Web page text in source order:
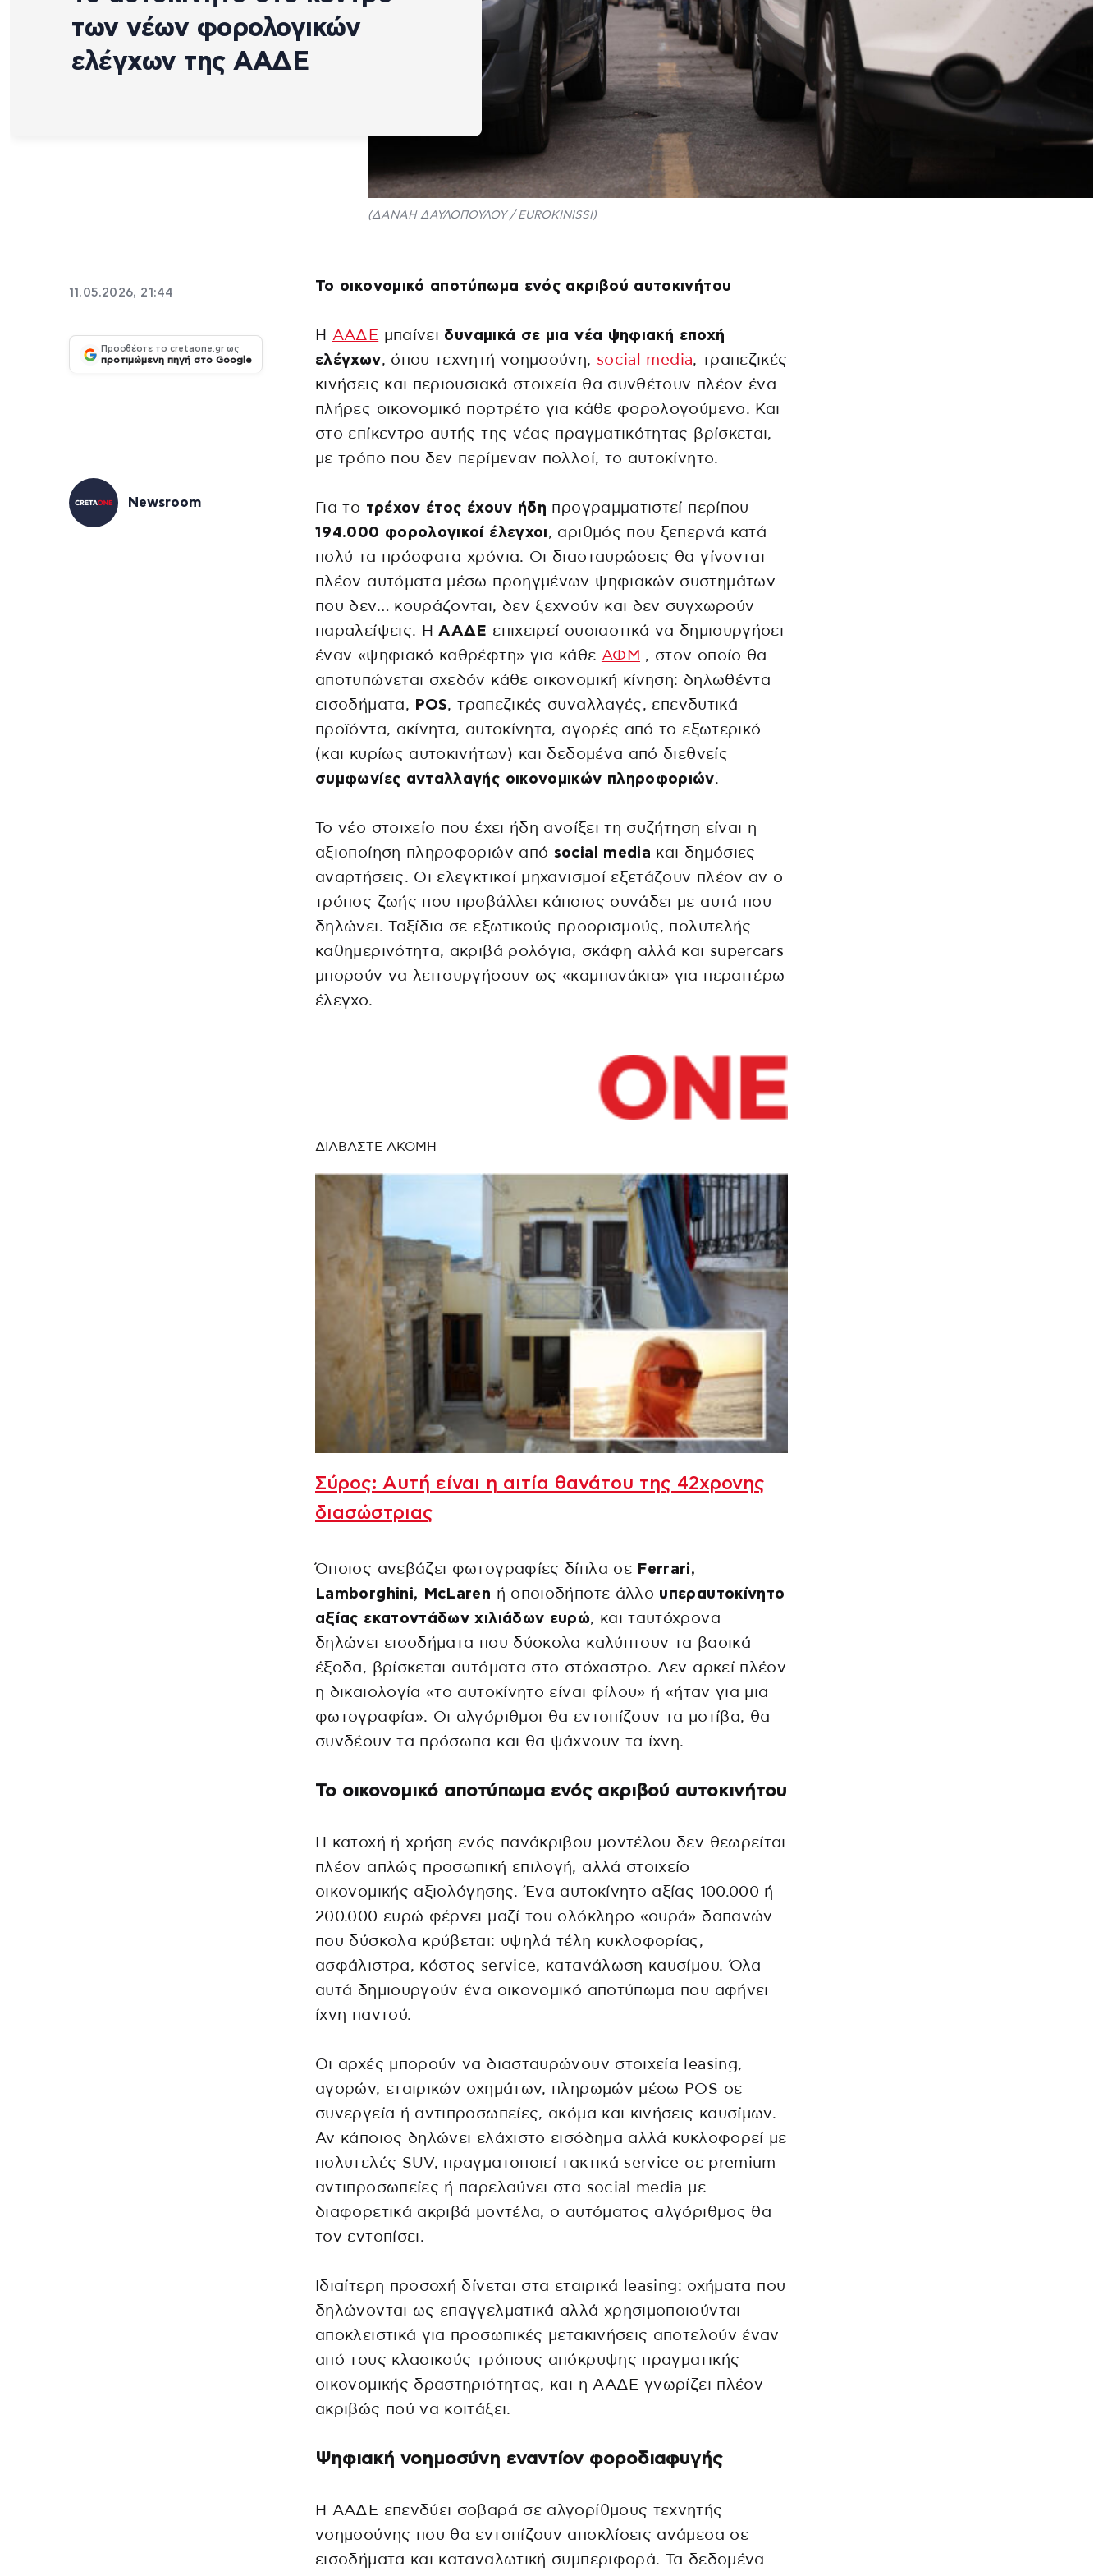
των νέων φορολογικών
ελέγχων της ΑΑΔΕ
(ΔΑΝΑΗ ΔΑΥΛΟΠΟΥΛΟΥ / EUROKINISSI)
11.05.2026, 21:44
Προσθέστε το cretaone.gr ως
προτιμώμενη πηγή στο Google
Newsroom
Το οικονομικό αποτύπωμα ενός ακριβού αυτοκινήτου
Η ΑΑΔΕ μπαίνει δυναμικά σε μια νέα ψηφιακή εποχή
ελέγχων, όπου τεχνητή νοημοσύνη, social media, τραπεζικές
κινήσεις και περιουσιακά στοιχεία θα συνθέτουν πλέον ένα
πλήρες οικονομικό πορτρέτο για κάθε φορολογούμενο. Και
στο επίκεντρο αυτής της νέας πραγματικότητας βρίσκεται,
με τρόπο που δεν περίμεναν πολλοί, το αυτοκίνητο.
Για το τρέχον έτος έχουν ήδη προγραμματιστεί περίπου
194.000 φορολογικοί έλεγχοι, αριθμός που ξεπερνά κατά
πολύ τα πρόσφατα χρόνια. Οι διασταυρώσεις θα γίνονται
πλέον αυτόματα μέσω προηγμένων ψηφιακών συστημάτων
που δεν… κουράζονται, δεν ξεχνούν και δεν συγχωρούν
παραλείψεις. ΗΑΑΔΕ επιχειρεί ουσιαστικά να δημιουργήσει
έναν «ψηφιακό καθρέφτη» για κάθε ΑΦΜ , στον οποίο θα
αποτυπώνεται σχεδόν κάθε οικονομική κίνηση: δηλωθέντα
εισοδήματα, POS, τραπεζικές συναλλαγές, επενδυτικά
προϊόντα, ακίνητα, αυτοκίνητα, αγορές από το εξωτερικό
(και κυρίως αυτοκινήτων) και δεδομένα από διεθνείς
συμφωνίες ανταλλαγής οικονομικών πληροφοριών.
Το νέο στοιχείο που έχει ήδη ανοίξει τη συζήτηση είναι η
αξιοποίηση πληροφοριών από social media και δημόσιες
αναρτήσεις. Οι ελεγκτικοί μηχανισμοί εξετάζουν πλέον αν ο
τρόπος ζωής που προβάλλει κάποιος συνάδει με αυτά που
δηλώνει. Ταξίδια σε εξωτικούς προορισμούς, πολυτελής
καθημερινότητα, ακριβά ρολόγια, σκάφη αλλά και supercars
μπορούν να λειτουργήσουν ως «καμπανάκια» για περαιτέρω
έλεγχο.
ΔΙΑΒΑΣΤΕ ΑΚΟΜΗ
Σύρος: Αυτή είναι η αιτία θανάτου της 42χρονης
διασώστριας
Όποιος ανεβάζει φωτογραφίες δίπλα σε Ferrari,
Lamborghini, McLaren ή οποιοδήποτε άλλο υπεραυτοκίνητο
αξίας εκατοντάδων χιλιάδων ευρώ, και ταυτόχρονα
δηλώνει εισοδήματα που δύσκολα καλύπτουν τα βασικά
έξοδα, βρίσκεται αυτόματα στο στόχαστρο. Δεν αρκεί πλέον
η δικαιολογία «το αυτοκίνητο είναι φίλου» ή «ήταν για μια
φωτογραφία». Οι αλγόριθμοι θα εντοπίζουν τα μοτίβα, θα
συνδέουν τα πρόσωπα και θα ψάχνουν τα ίχνη.
Το οικονομικό αποτύπωμα ενός ακριβού αυτοκινήτου
Η κατοχή ή χρήση ενός πανάκριβου μοντέλου δεν θεωρείται
πλέον απλώς προσωπική επιλογή, αλλά στοιχείο
οικονομικής αξιολόγησης. Ένα αυτοκίνητο αξίας 100.000 ή
200.000 ευρώ φέρνει μαζί του ολόκληρο «ουρά» δαπανών
που δύσκολα κρύβεται: υψηλά τέλη κυκλοφορίας,
ασφάλιστρα, κόστος service, κατανάλωση καυσίμου. Όλα
αυτά δημιουργούν ένα οικονομικό αποτύπωμα που αφήνει
ίχνη παντού.
Οι αρχές μπορούν να διασταυρώνουν στοιχεία leasing,
αγορών, εταιρικών οχημάτων, πληρωμών μέσω POS σε
συνεργεία ή αντιπροσωπείες, ακόμα και κινήσεις καυσίμων.
Αν κάποιος δηλώνει ελάχιστο εισόδημα αλλά κυκλοφορεί με
πολυτελές SUV, πραγματοποιεί τακτικά service σε premium
αντιπροσωπείες ή παρελαύνει στα social media με
διαφορετικά ακριβά μοντέλα, ο αυτόματος αλγόριθμος θα
τον εντοπίσει.
Ιδιαίτερη προσοχή δίνεται στα εταιρικά leasing: οχήματα που
δηλώνονται ως επαγγελματικά αλλά χρησιμοποιούνται
αποκλειστικά για προσωπικές μετακινήσεις αποτελούν έναν
από τους κλασικούς τρόπους απόκρυψης πραγματικής
οικονομικής δραστηριότητας, και η ΑΑΔΕ γνωρίζει πλέον
ακριβώς πού να κοιτάξει.
Ψηφιακή νοημοσύνη εναντίον φοροδιαφυγής
Η ΑΑΔΕ επενδύει σοβαρά σε αλγορίθμους τεχνητής
νοημοσύνης που θα εντοπίζουν αποκλίσεις ανάμεσα σε
εισοδήματα και καταναλωτική συμπεριφορά. Τα δεδομένα